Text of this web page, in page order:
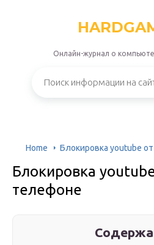
Онлайн-журнал о
Home Блокировка youtube
Блокировка
телефоне